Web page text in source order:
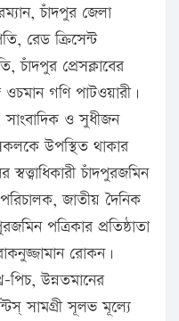
চাঁদপুর জেলা
রেড ক্রিসেন্ট
চাঁদপুর প্রেসক্লাবের
গণি পাটওয়ারী।
সাংবাদিক ও সুধীজন
উপস্থিত থাকার
চাঁদপুরজমিন
জাতীয় দৈনিক
পত্রিকার প্রতিষ্ঠাতা
রোকন।
পিচ, উন্নতমানের
সামগ্রী সূলভ মূল্যে